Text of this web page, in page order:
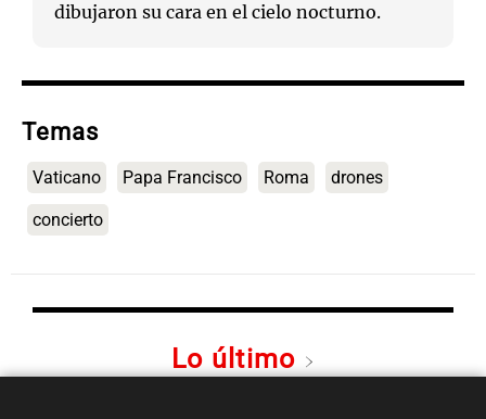
dibujaron su cara en el cielo nocturno.
Temas
Vaticano Papa Francisco Roma drones
concierto
Lo último